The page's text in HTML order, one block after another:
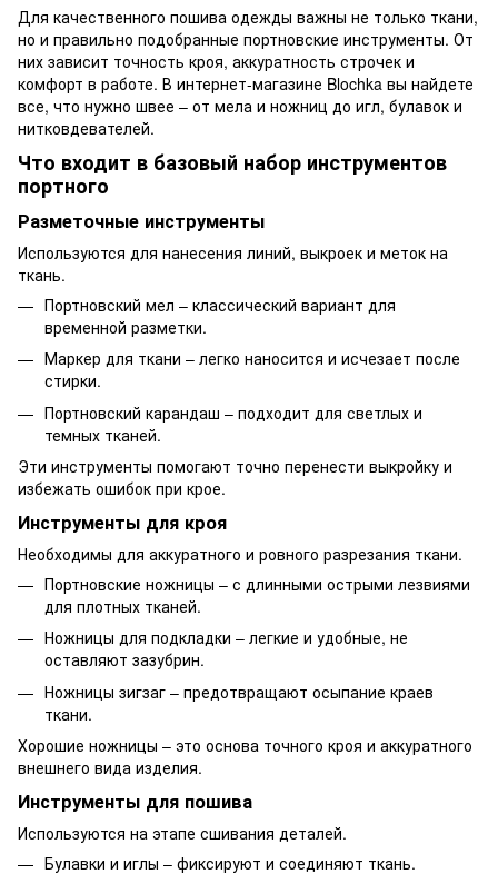
Для качественного пошива одежды важны не только ткани,
но и правильно подобранные портновские инструменты. От
них зависит точность кроя, аккуратность строчек и
комфорт в работе. В интернет-магазине Blochka вы найдете
все, что нужно швее – от мела и ножниц до игл, булавок и
нитковдевателей.
Что входит в базовый набор инструментов
портного
Разметочные инструменты
Используются для нанесения линий, выкроек и меток на
ткань.
Портновский мел – классический вариант для
временной разметки.
Маркер для ткани – легко наносится и исчезает после
стирки.
Портновский карандаш – подходит для светлых и
темных тканей.
Эти инструменты помогают точно перенести выкройку и
избежать ошибок при крое.
Инструменты для кроя
Необходимы для аккуратного и ровного разрезания ткани.
Портновские ножницы – с длинными острыми лезвиями
для плотных тканей.
Ножницы для подкладки – легкие и удобные, не
оставляют зазубрин.
Ножницы зигзаг – предотвращают осыпание краев
ткани.
Хорошие ножницы – это основа точного кроя и аккуратного
внешнего вида изделия.
Инструменты для пошива
Используются на этапе сшивания деталей.
Булавки и иглы – фиксируют и соединяют ткань.